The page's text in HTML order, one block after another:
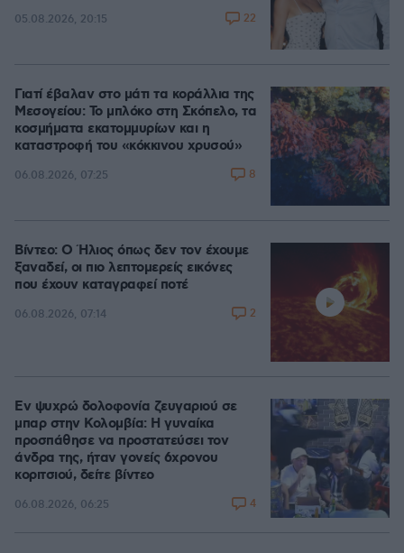
05.08.2026, 20:15 22
Γιατί έβαλαν στο μάτι τα κοράλλια της
Μεσογείου: Το μπλόκο στη Σκόπελο, τα
κοσμήματα εκατομμυρίων και η
καταστροφή του «κόκκινου χρυσού»
06.08.2026, 07:25 8
Βίντεο: Ο Ήλιος όπως δεν τον έχουμε
ξαναδεί, οι πιο λεπτομερείς εικόνες
που έχουν καταγραφεί ποτέ
06.08.2026, 07:14 2
Εν ψυχρώ δολοφονία ζευγαριού σε
μπαρ στην Κολομβία: Η γυναίκα
προσπάθησε να προστατεύσει τον
άνδρα της, ήταν γονείς 6χρονου
κοριτσιού, δείτε βίντεο
06.08.2026, 06:25 4